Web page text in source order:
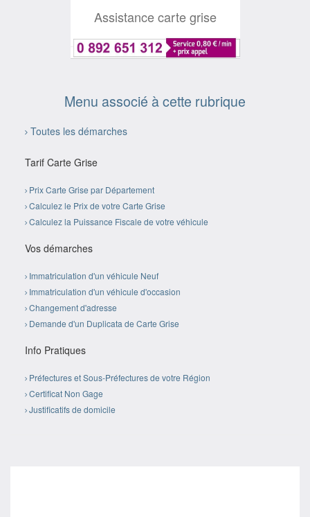
Assistance carte grise
Menu associé à cette rubrique
Toutes les démarches
Tarif Carte Grise
Prix Carte Grise par Département
Calculez le Prix de votre Carte Grise
Calculez la Puissance Fiscale de votre véhicule
Vos démarches
Immatriculation d'un véhicule Neuf
Immatriculation d'un véhicule d'occasion
Changement d'adresse
Demande d'un Duplicata de Carte Grise
Info Pratiques
Préfectures et Sous-Préfectures de votre Région
Certificat Non Gage
Justificatifs de domicile